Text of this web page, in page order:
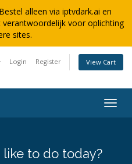
alleen via iptvdark.ai en
voor oplichting
sites.
Login Register View Cart
to do today?